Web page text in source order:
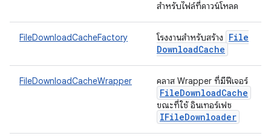
สำหรับไฟล์ที่ดาวน์โหลด
FileDownloadCacheFactory โรงงานสำหรับสร้าง
File
DownloadCache
FileDownloadCacheWrapper คลาส Wrapper ที่มีฟีเจอร์
FileDownloadCache
ขณะที่ใช้ อินเทอร์เฟซ
IFileDownloader